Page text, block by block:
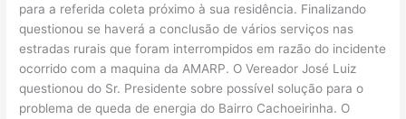
para a referida coleta próximo à sua residência. Finalizando
questionou se haverá a conclusão de vários serviços nas
estradas rurais que foram interrompidos em razão do incidente
ocorrido com a maquina da AMARP. O Vereador José Luiz
questionou do Sr. Presidente sobre possível solução para o
problema de queda de energia do Bairro Cachoeirinha. O